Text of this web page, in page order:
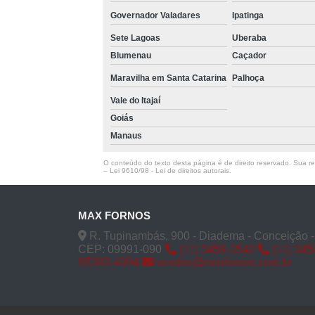
Governador Valadares Ipatinga
Sete Lagoas Uberaba
Blumenau
Caçador
Maravilha em Santa Catarina Palhoça
Vale do Itajaí
Goiás
Manaus
O conteúdo do texto desta página é de direito reservado. Sua
– Lei 9610/98 - Lei de direitos autorais.
MAX FORNOS
R. Tupinambás, 900 - Diadema - Conceição
CEP: 09991-090
(11) 3458-0542 (11)
95383-4994
vendas@maxfornos.com.br